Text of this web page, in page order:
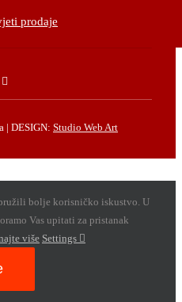
prodaje
| DESIGN: Studio Web Art
bolje korisničko iskustvo. U
Vas upitati za pristanak
više Settings